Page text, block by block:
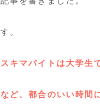
。
キマバイトは大学生
ど、都合のいい時間